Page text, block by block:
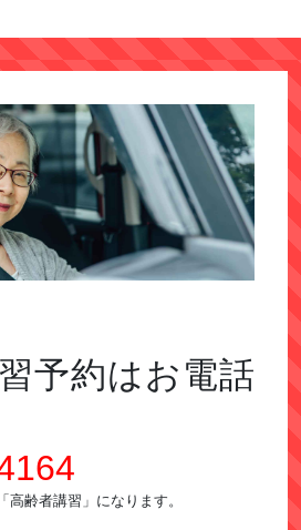
予約はお電話
齢者講習」になります。